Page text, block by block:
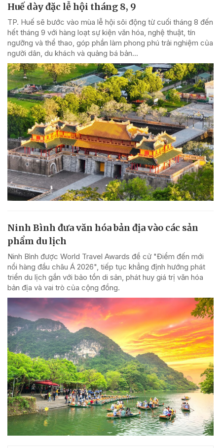
Huế dày đặc lễ hội tháng 8, 9
TP. Huế sẽ bước vào mùa lễ hội sôi động từ cuối tháng 8 đến
hết tháng 9 với hàng loạt sự kiện văn hóa, nghệ thuật, tín
ngưỡng và thể thao, góp phần làm phong phú trải nghiệm của
người dân, du khách và quảng bá bản...
Ninh Bình đưa văn hóa bản địa vào các sản
phẩm du lịch
Ninh Bình được World Travel Awards đề cử "Điểm đến mới
nổi hàng đầu châu Á 2026", tiếp tục khẳng định hướng phát
triển du lịch gắn với bảo tồn di sản, phát huy giá trị văn hóa
bản địa và vai trò của cộng đồng.